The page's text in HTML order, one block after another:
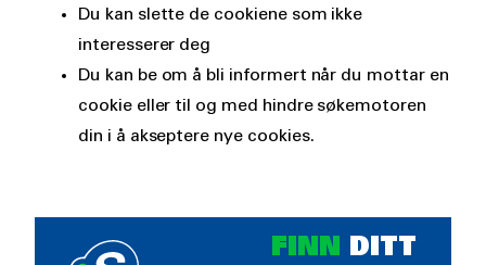
Du kan slette de cookiene som ikke
interesserer deg
Du kan be om å bli informert når du mottar en
cookie eller til og med hindre søkemotoren
din i å akseptere nye cookies.
FINN
DITT